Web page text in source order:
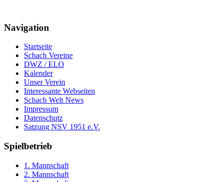
Navigation
Startseite
Schach Vereine
DWZ / ELO
Kalender
Unser Verein
Interessante Webseiten
Schach Welt News
Impressum
Datenschutz
Satzung NSV 1951 e.V.
Spielbetrieb
1. Mannschaft
2. Mannschaft